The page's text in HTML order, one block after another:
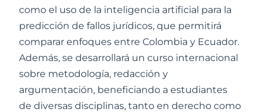
como el uso de la inteligencia artificial para la
predicción de fallos jurídicos, que permitirá
comparar enfoques entre Colombia y Ecuador.
Además, se desarrollará un curso internacional
sobre metodología, redacción y
argumentación, beneficiando a estudiantes
de diversas disciplinas, tanto en derecho como